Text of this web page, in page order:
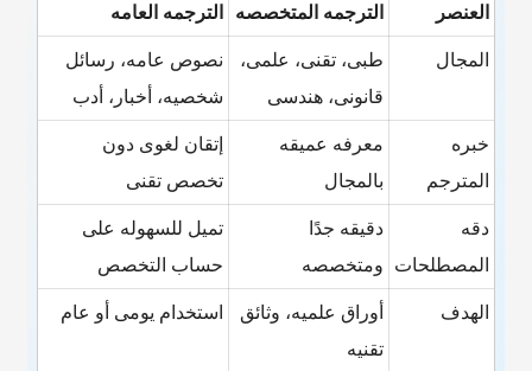
العنصر الترجمه المتخصصه الترجمه العامه
المجال
طبی، تقنی، علمی،
قانونی، هندسی
نصوص عامه، رسائل
شخصیه، أخبار، أدب
خبره
المترجم
معرفه عمیقه
بالمجال
إتقان لغوی دون
تخصص تقنی
دقه
المصطلحات
دقیقه جدًا
ومتخصصه
تمیل للسهوله على
حساب التخصص
الهدف
أوراق علمیه، وثائق
تقنیه
استخدام یومی أو عام